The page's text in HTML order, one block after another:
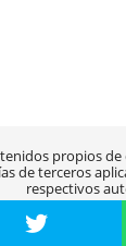
propios
de terceros
respectivos
pasión por la
de privacidad